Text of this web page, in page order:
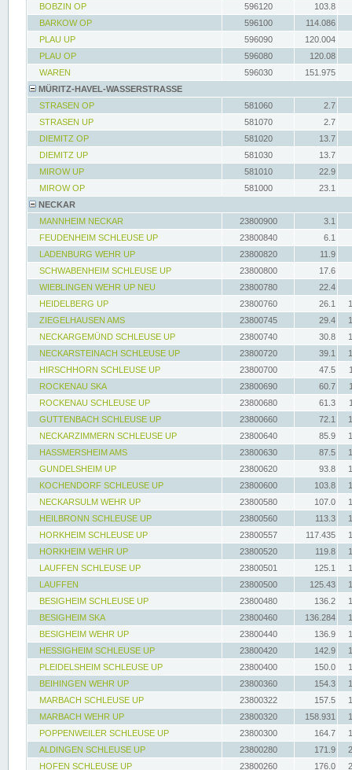
BOBZIN OP
596120
103.8
BARKOW OP
596100
114.086
PLAU UP
596090
120.004
PLAU OP
596080
120.08
WAREN
596030
151.975
MÜRITZ-HAVEL-WASSERSTRASSE
STRASEN OP
581060
2.7
STRASEN UP
581070
2.7
DIEMITZ OP
581020
13.7
DIEMITZ UP
581030
13.7
MIROW UP
581010
22.9
MIROW OP
581000
23.1
NECKAR
MANNHEIM NECKAR
23800900
3.1
FEUDENHEIM SCHLEUSE UP
23800840
6.1
LADENBURG WEHR UP
23800820
11.9
SCHWABENHEIM SCHLEUSE UP
23800800
17.6
WIEBLINGEN WEHR UP NEU
23800780
22.4
HEIDELBERG UP
23800760 26.1
ZIEGELHAUSEN AMS
23800745 29.4
NECKARGEMÜND SCHLEUSE UP
23800740 30.8
NECKARSTEINACH SCHLEUSE UP
23800720 39.1
HIRSCHHORN SCHLEUSE UP
23800700 47.5
ROCKENAU SKA
23800690 60.7
ROCKENAU SCHLEUSE UP
23800680 61.3
GUTTENBACH SCHLEUSE UP
23800660 72.1
NECKARZIMMERN SCHLEUSE UP
23800640 85.9
HASSMERSHEIM AMS
23800630 87.5
GUNDELSHEIM UP
23800620 93.8
KOCHENDORF SCHLEUSE UP
23800600 103.8
NECKARSULM WEHR UP
23800580 107.0
HEILBRONN SCHLEUSE UP
23800560 113.3
HORKHEIM SCHLEUSE UP
23800557 117.435
HORKHEIM WEHR UP
23800520 119.8
LAUFFEN SCHLEUSE UP
23800501 125.1
LAUFFEN
23800500 125.43
BESIGHEIM SCHLEUSE UP
23800480 136.2
BESIGHEIM SKA
23800460 136.284
BESIGHEIM WEHR UP
23800440 136.9
HESSIGHEIM SCHLEUSE UP
23800420 142.9
PLEIDELSHEIM SCHLEUSE UP
23800400 150.0
BEIHINGEN WEHR UP
23800360 154.3
MARBACH SCHLEUSE UP
23800322 157.5
MARBACH WEHR UP
23800320 158.931
POPPENWEILER SCHLEUSE UP
23800300 164.7
ALDINGEN SCHLEUSE UP
23800280 171.9
HOFEN SCHLEUSE UP
23800260 176.0